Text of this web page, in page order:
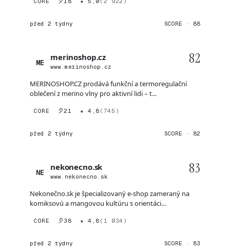
před 2 týdny SCORE · 88
ME
merinoshop.cz
www.merinoshop.cz
82
MERINOSHOP.CZ prodává funkční a termoregulační
oblečení z merino vlny pro aktivní lidi – t...
CORE 21 ★ 4,8 (745)
před 2 týdny SCORE · 82
NE
nekonecno.sk
www.nekonecno.sk
83
Nekonečno.sk je špecializovaný e-shop zameraný na
komiksovú a mangovou kultúru s orientáci...
CORE 38 ★ 4,8 (1 034)
před 2 týdny SCORE · 83